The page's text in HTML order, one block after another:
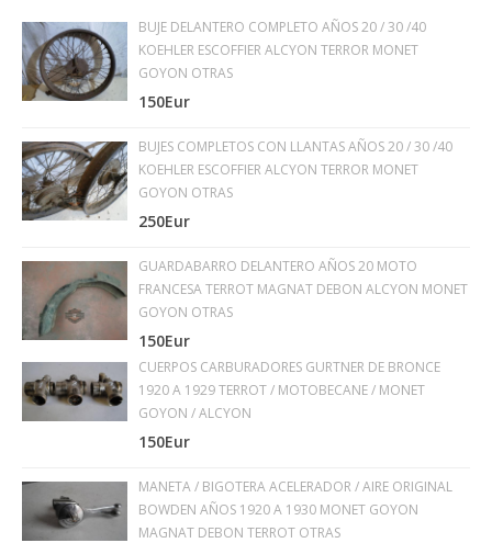
BUJE DELANTERO COMPLETO AÑOS 20 / 30 /40
KOEHLER ESCOFFIER ALCYON TERROR MONET
GOYON OTRAS
150Eur
BUJES COMPLETOS CON LLANTAS AÑOS 20 / 30 /40
KOEHLER ESCOFFIER ALCYON TERROR MONET
GOYON OTRAS
250Eur
GUARDABARRO DELANTERO AÑOS 20 MOTO
FRANCESA TERROT MAGNAT DEBON ALCYON MONET
GOYON OTRAS
150Eur
CUERPOS CARBURADORES GURTNER DE BRONCE
1920 A 1929 TERROT / MOTOBECANE / MONET
GOYON / ALCYON
150Eur
MANETA / BIGOTERA ACELERADOR / AIRE ORIGINAL
BOWDEN AÑOS 1920 A 1930 MONET GOYON
MAGNAT DEBON TERROT OTRAS